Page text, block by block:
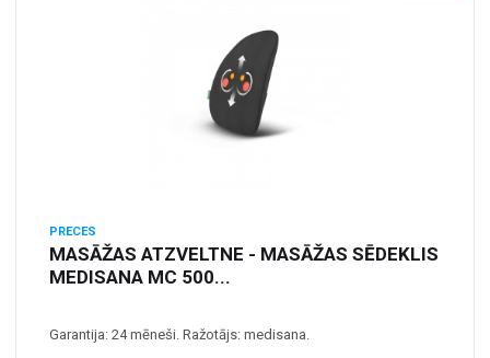
PRECES
MASĀŽAS ATZVELTNE - MASĀŽAS SĒDEKLIS
MEDISANA MC 500...
Garantija: 24 mēneši. Ražotājs: medisana.